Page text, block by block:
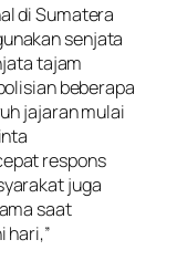
di Sumatera
senjata
tajam
beberapa
jajaran mulai
respons
juga
saat
hari,”